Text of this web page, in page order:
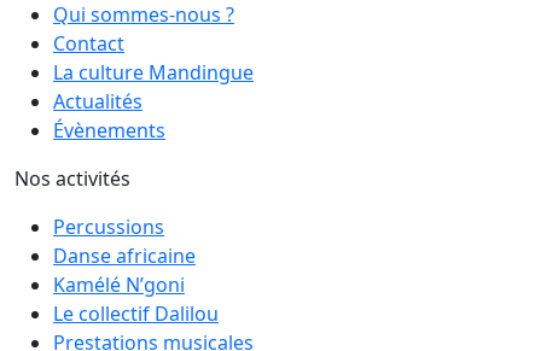
Qui sommes-nous ?
Contact
La culture Mandingue
Actualités
Évènements
Nos activités
Percussions
Danse africaine
Kamélé N’goni
Le collectif Dalilou
Prestations musicales